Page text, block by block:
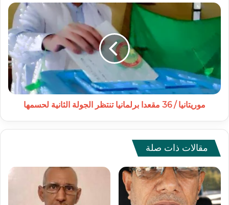
موريتانيا
/
تنتظر
الجولة
الثانية
لحسمها
موريتانيا / 36 مقعدا برلمانيا تنتظر الجولة الثانية لحسمها
مقالات ذات صلة